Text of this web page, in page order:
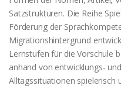
Satzstrukturen. Die Reihe
Förderung der
Migrationshintergrund
Lernstufen für die Vorschule
anhand von entwicklungs-
Alltagssituationen spielerisch